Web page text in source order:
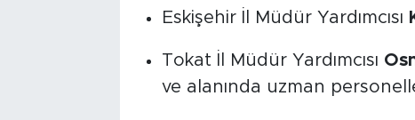
Eskişehir İl Müdür Yardımcısı
Tokat İl Müdür Yardımcısı
ve alanında uzman